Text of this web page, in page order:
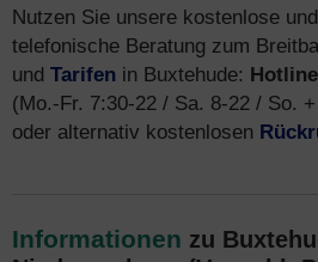
Nutzen Sie unsere kostenlose
telefonische Beratung zum
und Tarifen in Buxtehude: Hotline
(Mo.-Fr. 7:30-22 / Sa. 8-22 / So.
oder alternativ kostenlosen
Informationen zu